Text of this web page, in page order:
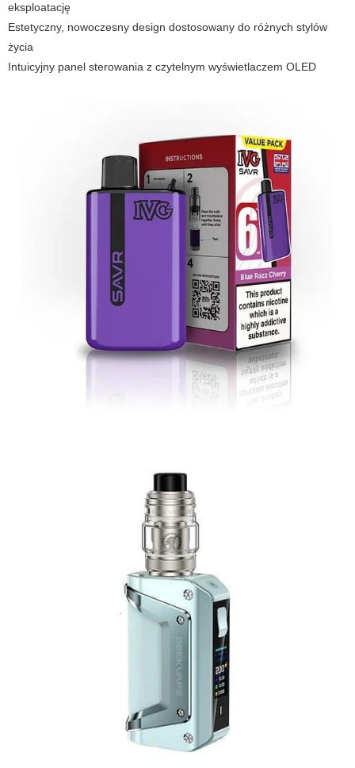
eksploatację
Estetyczny, nowoczesny design dostosowany do różnych stylów
życia
Intuicyjny panel sterowania z czytelnym wyświetlaczem OLED